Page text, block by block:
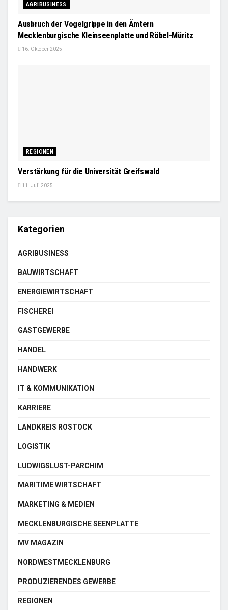
AGRIBUSINESS
Ausbruch der Vogelgrippe in den Ämtern
Mecklenburgische Kleinseenplatte und Röbel-Müritz
16. Oktober 2025
REGIONEN
Verstärkung für die Universität Greifswald
11. Juli 2025
Kategorien
AGRIBUSINESS
BAUWIRTSCHAFT
ENERGIEWIRTSCHAFT
FISCHEREI
GASTGEWERBE
HANDEL
HANDWERK
IT & KOMMUNIKATION
KARRIERE
LANDKREIS ROSTOCK
LOGISTIK
LUDWIGSLUST-PARCHIM
MARITIME WIRTSCHAFT
MARKETING & MEDIEN
MECKLENBURGISCHE SEENPLATTE
MV MAGAZIN
NORDWESTMECKLENBURG
PRODUZIERENDES GEWERBE
REGIONEN